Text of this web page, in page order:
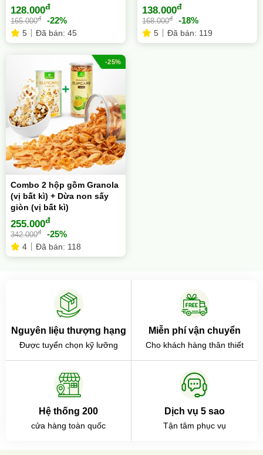
128.000đ
165.000đ -22%
5 Đã bán: 45
138.000đ
168.000đ -18%
5 Đã bán: 119
-25%
Combo 2 hộp gồm Granola
(vị bất kì) + Dừa non sấy
giòn (vị bất kì)
255.000đ
342.000đ -25%
4 Đã bán: 118
Nguyên liệu thượng hạng
Được tuyển chọn kỹ lưỡng
Miễn phí vận chuyển
Cho khách hàng thân thiết
Hệ thống 200
cửa hàng toàn quốc
Dịch vụ 5 sao
Tận tâm phục vụ